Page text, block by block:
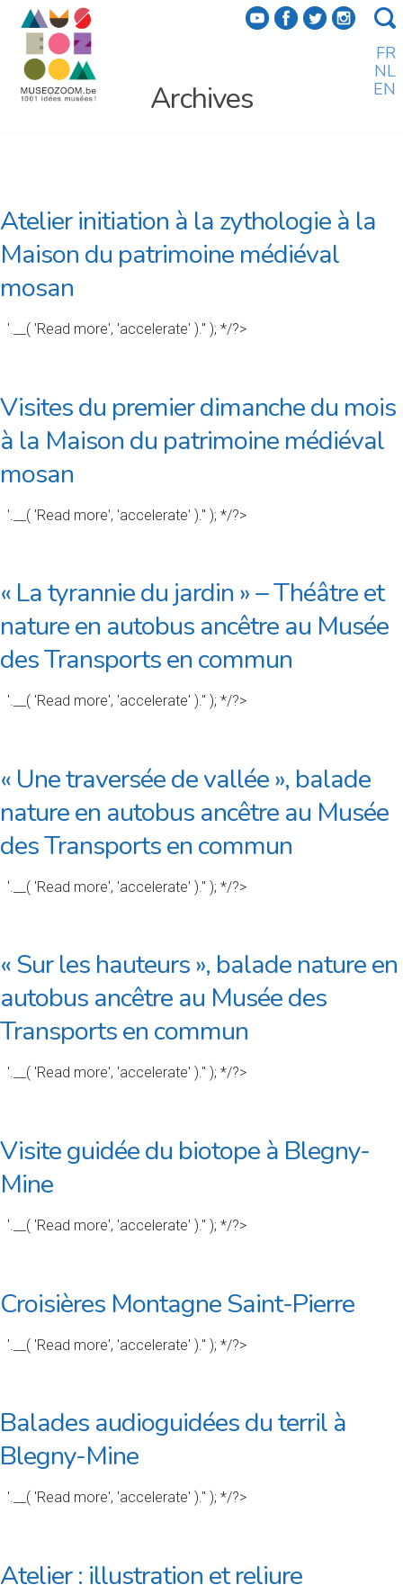
f a b e
FR
NL
EN
Archives
Atelier initiation à la zythologie à la
Maison du patrimoine médiéval
mosan
'.__( 'Read more', 'accelerate' ).'' ); */?>
Visites du premier dimanche du mois
à la Maison du patrimoine médiéval
mosan
'.__( 'Read more', 'accelerate' ).'' ); */?>
« La tyrannie du jardin » – Théâtre et
nature en autobus ancêtre au Musée
des Transports en commun
'.__( 'Read more', 'accelerate' ).'' ); */?>
« Une traversée de vallée », balade
nature en autobus ancêtre au Musée
des Transports en commun
'.__( 'Read more', 'accelerate' ).'' ); */?>
« Sur les hauteurs », balade nature en
autobus ancêtre au Musée des
Transports en commun
'.__( 'Read more', 'accelerate' ).'' ); */?>
Visite guidée du biotope à Blegny-
Mine
'.__( 'Read more', 'accelerate' ).'' ); */?>
Croisières Montagne Saint-Pierre
'.__( 'Read more', 'accelerate' ).'' ); */?>
Balades audioguidées du terril à
Blegny-Mine
'.__( 'Read more', 'accelerate' ).'' ); */?>
Atelier : illustration et reliure